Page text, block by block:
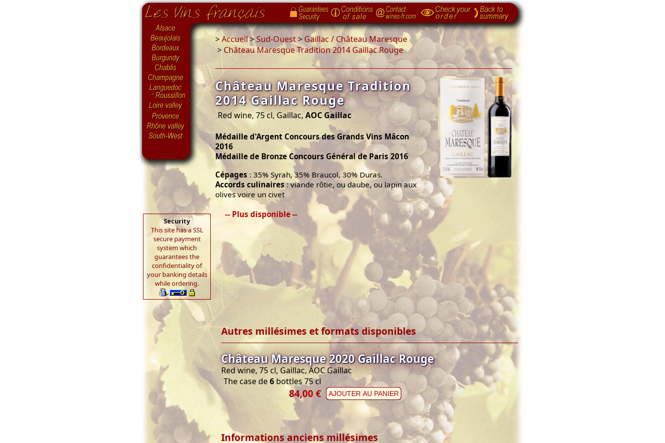
Security
This site has a SSL
secure payment
system which
guarantees the
confidentiality of
your banking details
while ordering.
>Accueil>Sud-Ouest> Gaillac / Château Maresque
> Château Maresque Tradition 2014 Gaillac Rouge
Château Maresque Tradition
2014 Gaillac Rouge
Red wine, 75 cl, Gaillac, AOC Gaillac
Médaille d'Argent Concours des Grands Vins Mâcon
2016
Médaille de Bronze Concours Général de Paris 2016
Cépages : 35% Syrah, 35% Braucol, 30% Duras.
Accords culinaires: viande rôtie, ou daube, ou lapin aux
olives voire un civet
-- Plus disponible --
Autres millésimes et formats disponibles
Château Maresque 2020 Gaillac Rouge
Red wine, 75 cl, Gaillac, AOC Gaillac
The case de6 bottles 75 cl
84,00 € AJOUTER AU PANIER
Informations anciens millésimes